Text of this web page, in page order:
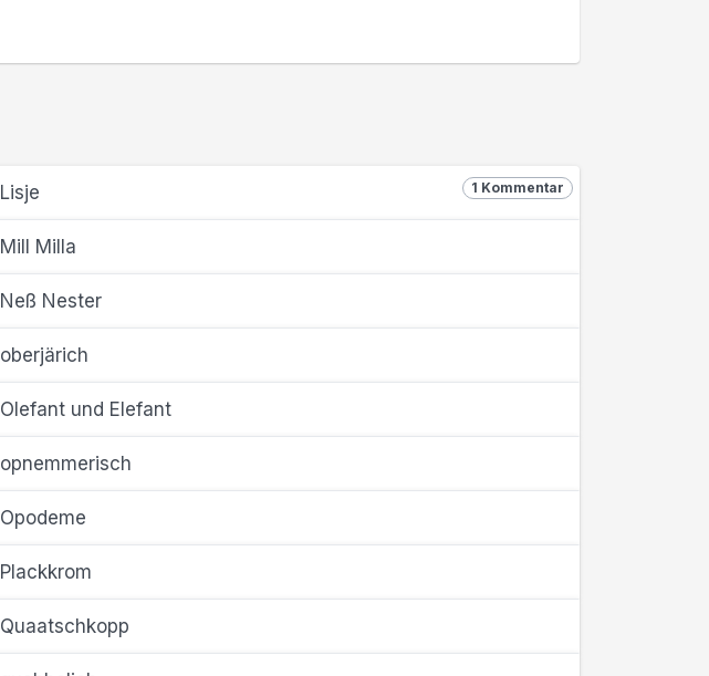
1 Kommentar
Lisje
Mill Milla
Neß Nester
oberjärich
Olefant und Elefant
opnemmerisch
Opodeme
Plackkrom
Quaatschkopp